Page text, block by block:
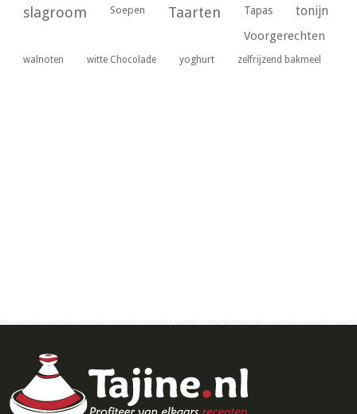
slagroom Soepen Taarten Tapas tonijn
Voorgerechten
walnoten witte Chocolade yoghurt zelfrijzend bakmeel